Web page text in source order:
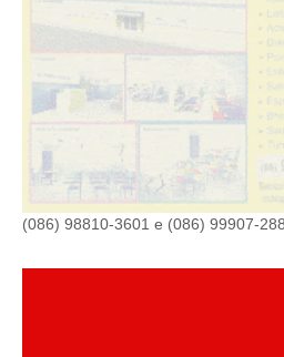
(086) 98810-3601 e (086) 99907-